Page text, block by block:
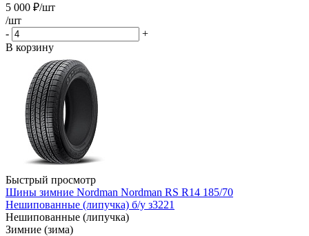
5 000 ₽/шт
/шт
-
+
В корзину
Быстрый просмотр
Шины зимние Nordman Nordman RS R14 185/70
Нешипованные (липучка) б/у з3221
Нешипованные (липучка)
Зимние (зима)